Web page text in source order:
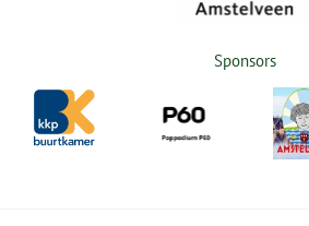
Sponsors